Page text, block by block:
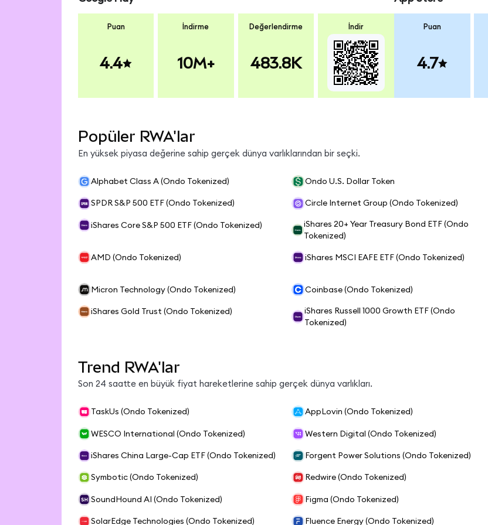
Puan
4.4
İndirme
10M+
Değerlendirme
483.8K
İndir Puan
4.7
Popüler RWA'lar
En yüksek piyasa değerine sahip gerçek dünya varlıklarından bir seçki.
Alphabet Class A (Ondo Tokenized) Ondo U.S. Dollar Token
SPDR S&P 500 ETF (Ondo Tokenized) Circle Internet Group (Ondo Tokenized)
iShares Core S&P 500 ETF (Ondo Tokenized)
iShares 20+ Year Treasury Bond ETF (Ondo
Tokenized)
AMD (Ondo Tokenized) iShares MSCI EAFE ETF (Ondo Tokenized)
Micron Technology (Ondo Tokenized) Coinbase (Ondo Tokenized)
iShares Gold Trust (Ondo Tokenized)
iShares Russell 1000 Growth ETF (Ondo
Tokenized)
Trend RWA'lar
Son 24 saatte en büyük fiyat hareketlerine sahip gerçek dünya varlıkları.
TaskUs (Ondo Tokenized) AppLovin (Ondo Tokenized)
WESCO International (Ondo Tokenized) Western Digital (Ondo Tokenized)
iShares China Large-Cap ETF (Ondo Tokenized) Forgent Power Solutions (Ondo Tokenized)
Symbotic (Ondo Tokenized) Redwire (Ondo Tokenized)
SoundHound AI (Ondo Tokenized) Figma (Ondo Tokenized)
SolarEdge Technologies (Ondo Tokenized) Fluence Energy (Ondo Tokenized)